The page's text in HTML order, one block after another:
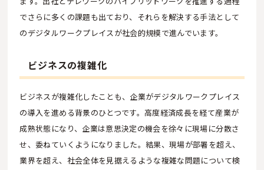
でさらに多くの課題も出ており、それらを解決する手法として
のデジタルワークプレイスが社会的規模で進んでいます。
ビジネスの複雑化
ビジネスが複雑化したことも、企業がデジタルワークプレイス
の導入を進める背景のひとつです。高度経済成長を経て産業が
成熟状態になり、企業は意思決定の機会を徐々に現場に分散さ
せ、委ねていくようになりました。結果、現場が部署を超え、
業界を超え、社会全体を見据えるような複雑な問題について検